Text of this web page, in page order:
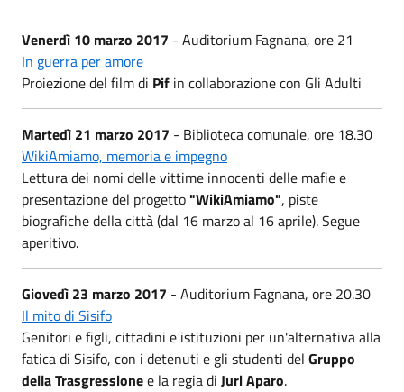
Venerdì 10 marzo 2017 - Auditorium Fagnana, ore 21
In guerra per amore
Proiezione del film di Pif in collaborazione con Gli Adulti
Martedì 21 marzo 2017 - Biblioteca comunale, ore 18.30
WikiAmiamo, memoria e impegno
Lettura dei nomi delle vittime innocenti delle mafie e
presentazione del progetto"WikiAmiamo", piste
biografiche della città (dal 16 marzo al 16 aprile). Segue
aperitivo.
Giovedì 23 marzo 2017 - Auditorium Fagnana, ore 20.30
Il mito di Sisifo
Genitori e figli, cittadini e istituzioni per un'alternativa alla
fatica di Sisifo, con i detenuti e gli studenti del Gruppo
della Trasgressionee la regia di Juri Aparo.